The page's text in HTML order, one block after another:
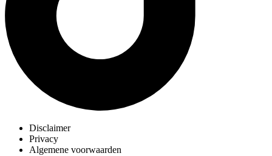
Disclaimer
Privacy
Algemene voorwaarden